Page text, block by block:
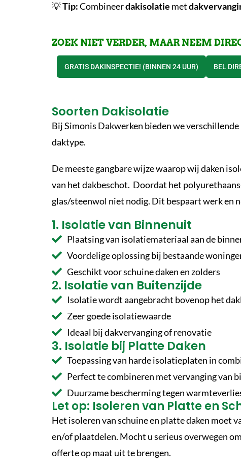
💡Tip:Combineerdakisolatie met
ZOEK NIET VERDER, MAAR NEEM
GRATIS DAKINSPECTIE! (BINNEN 24 UUR) BEL
Soorten Dakisolatie
Bij Simonis Dakwerken bieden we
daktype.
De meeste gangbare wijze waarop wij daken
van het dakbeschot. Doordat het
glas/steenwol niet nodig. Dit bespaart werk en
1. Isolatie van Binnenuit
Plaatsing van isolatiemateriaal aan de
Voordelige oplossing bij bestaande
Geschikt voor schuine daken en zolders
2. Isolatie van Buitenzijde
Isolatie wordt aangebracht bovenop het
Zeer goede isolatiewaarde
Ideaal bij dakvervanging of renovatie
3. Isolatie bij Platte Daken
Toepassing van harde isolatieplaten in
Perfect te combineren met vervanging van
Duurzame bescherming tegen
Let op: Isoleren van Platte en
Het isoleren van schuine en platte daken moet
en/of plaatdelen. Mocht u serieus overwegen
offerte op maat uit te brengen.